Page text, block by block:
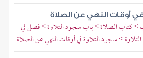
أوقات النهي عن الصلاة
> كتاب الصلاة > باب سجود التلاوة > فصل في
> سجود التلاوة في أوقات النهي عن الصلاة